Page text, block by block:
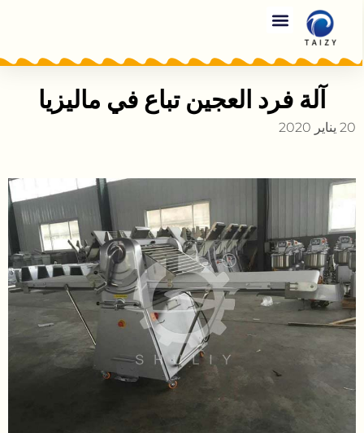
آلة فرد العجين تباع في ماليزيا
20 يناير 2020